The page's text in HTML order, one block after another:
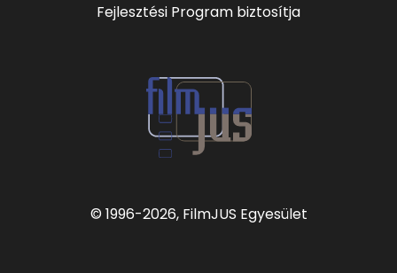
Fejlesztési Program biztosítja
© 1996-2026, FilmJUS Egyesület